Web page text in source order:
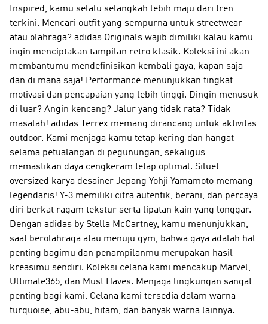
Inspired, kamu selalu selangkah lebih maju dari tren
terkini. Mencari outfit yang sempurna untuk streetwear
atau olahraga? adidas Originals wajib dimiliki kalau kamu
ingin menciptakan tampilan retro klasik. Koleksi ini akan
membantumu mendefinisikan kembali gaya, kapan saja
dan di mana saja! Performance menunjukkan tingkat
motivasi dan pencapaian yang lebih tinggi. Dingin menusuk
di luar? Angin kencang? Jalur yang tidak rata? Tidak
masalah! adidas Terrex memang dirancang untuk aktivitas
outdoor. Kami menjaga kamu tetap kering dan hangat
selama petualangan di pegunungan, sekaligus
memastikan daya cengkeram tetap optimal. Siluet
oversized karya desainer Jepang Yohji Yamamoto memang
legendaris! Y-3 memiliki citra autentik, berani, dan percaya
diri berkat ragam tekstur serta lipatan kain yang longgar.
Dengan adidas by Stella McCartney, kamu menunjukkan,
saat berolahraga atau menuju gym, bahwa gaya adalah hal
penting bagimu dan penampilanmu merupakan hasil
kreasimu sendiri. Koleksi celana kami mencakup Marvel,
Ultimate365, dan Must Haves. Menjaga lingkungan sangat
penting bagi kami. Celana kami tersedia dalam warna
turquoise, abu-abu, hitam, dan banyak warna lainnya.